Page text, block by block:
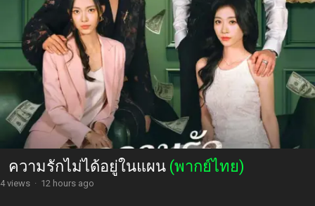
ความรักไม่ได้อยู่ในแผน (พากย์ไทย)
4 views · 12 hours ago